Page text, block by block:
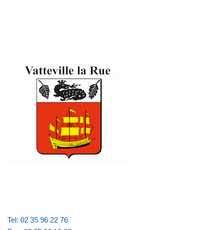
Tel: 02 35 96 22 76